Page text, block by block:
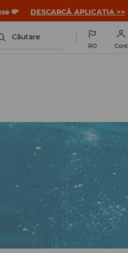
💸 DESCARCĂ APLICAȚIA >>
Căutare
RO Cont